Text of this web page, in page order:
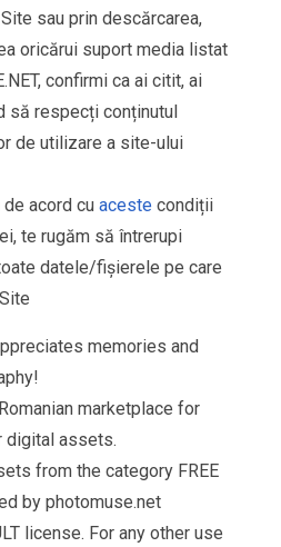
sau prin descărcarea,
oricărui suport media listat
confirmi ca ai citit, ai
să respecți conținutul
de utilizare a site-ului
de acord cu aceste condiții
te rugăm să întrerupi
datele/fișierele pe care
memories and
marketplace for
digital assets.
from the category FREE
by photomuse.net
license. For any other use